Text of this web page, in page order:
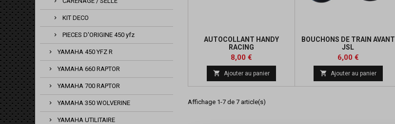
KIT DECO
PIECES D'ORIGINE 450 yfz
YAMAHA 450 YFZ R
YAMAHA 660 RAPTOR
YAMAHA 700 RAPTOR
YAMAHA 350 WOLVERINE
YAMAHA UTILITAIRE
AUTOCOLLANT HANDY
RACING
Prix
8,00 €
 Ajouter au panier
BOUCHONS DE TRAIN AVANT
JSL
Prix
6,00 €
 Ajouter au panier
Affichage 1-7 de 7 article(s)